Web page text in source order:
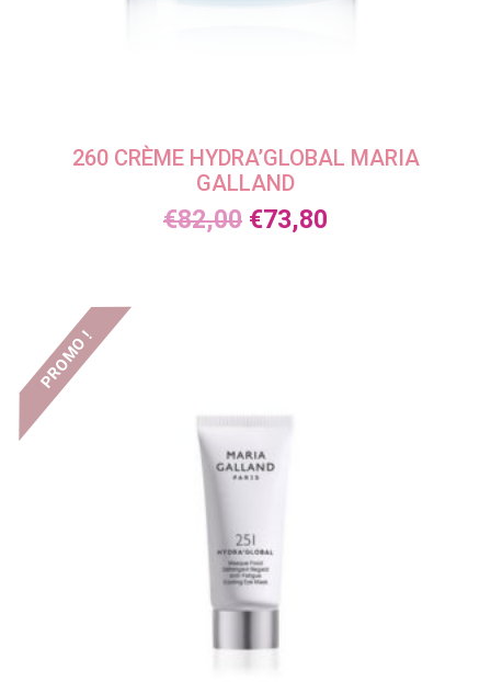
260 CRÈME HYDRA’GLOBAL MARIA
GALLAND
€82,00 €73,80
PROMO !